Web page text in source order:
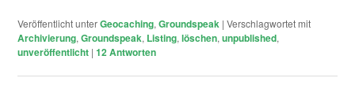
Veröffentlicht unterGeocaching,Groundspeak |Verschlagwortet mit
Archivierung,Groundspeak, Listing,löschen,unpublished,
unveröffentlicht |12Antworten